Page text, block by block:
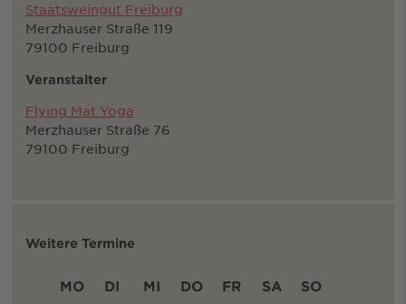
Staatsweingut Freiburg
Merzhauser Straße 119
79100 Freiburg
Veranstalter
Flying Mat Yoga
Merzhauser Straße 76
79100 Freiburg
Weitere Termine
MO DI MI DO FR SA SO